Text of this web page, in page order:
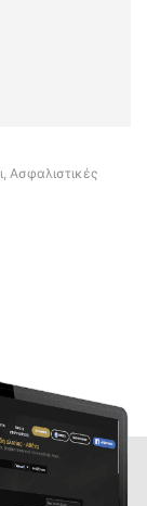
Ασφαλιστικές